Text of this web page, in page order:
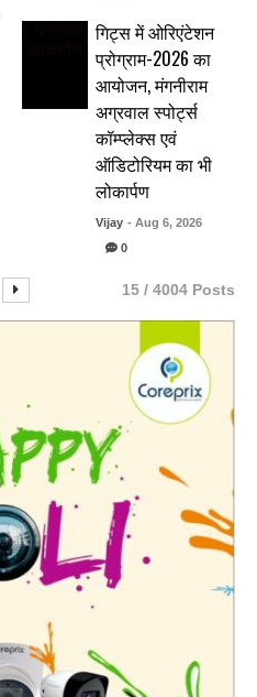
गिट्स में ओरिएंटेशन
प्रोग्राम-2026 का
आयोजन, मंगनीराम
अग्रवाल स्पोर्ट्स
कॉम्प्लेक्स एवं
ऑडिटोरियम का भी
लोकार्पण
Vijay - Aug 6, 2026
0
15 / 4004 Posts